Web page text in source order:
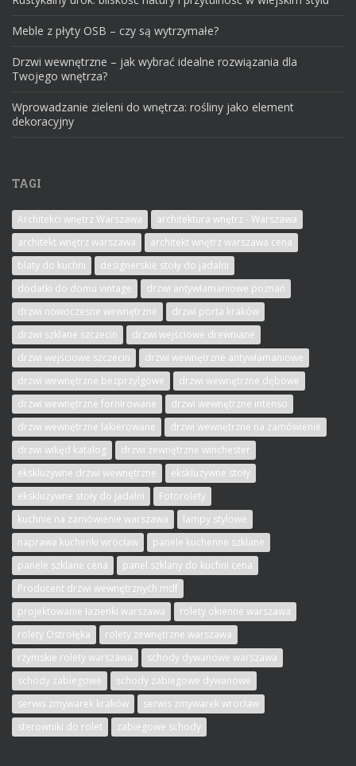
Meble z płyty OSB – czy są wytrzymałe?
Drzwi wewnętrzne – jak wybrać idealne rozwiązania dla
Twojego wnętrza?
Wprowadzanie zieleni do wnętrza: rośliny jako element
dekoracyjny
TAGI
Architekci wnętrz Warszawa
architektura wnętrz - Warszawa
architekt wnętrz warszawa
architekt wnętrz warszawa cena
blaty do kuchni
designerskie stoły do jadalni
dodatki do domu vintage
drzwi antywłamaniowe poznań
drzwi nowoczesne wewnętrzne
drzwi porta kraków
drzwi szklane szczecin
drzwi wejściowe drewniane
drzwi wejściowe szczecin
drzwi wewnętrzne antywłamaniowe
drzwi wewnętrzne bezprzylgowe
drzwi wewnętrzne dębowe
drzwi wewnętrzne fornirowane
drzwi wewnętrzne intenso
drzwi wewnętrzne lakierowane
drzwi wewnętrzne na zamówienie
drzwi wikęd katalog
drzwi zewnętrzne winchester
ekskluzywne drzwi wewnętrzne
ekskluzywne stoły
ekskluzywne stoły do jadalni
Fotorolety
kuchnie na zamówienie warszawa
lampy stylowe
naprawa kuchenki wrocław
panele kuchenne szklane
panele szklane cena
panel szklany do kuchni cena
Producent drzwi wewnętrznych mdf
projektowanie łazienki warszawa
rolety okienne warszawa
rolety Ostrołęka
rolety zewnętrzne warszawa
rzymskie rolety warszawa
schody dywanowe warszawa
schody zabiegowe
schody zabiegowe dywanowe
serwis zmywarek kraków
serwis zmywarek wrocław
sterowniki do rolet
zabiegowe schody